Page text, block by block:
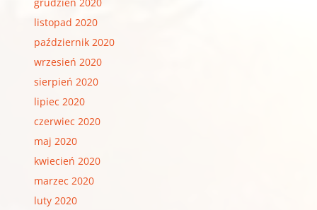
listopad 2020
październik 2020
wrzesień 2020
sierpień 2020
lipiec 2020
czerwiec 2020
maj 2020
kwiecień 2020
marzec 2020
luty 2020